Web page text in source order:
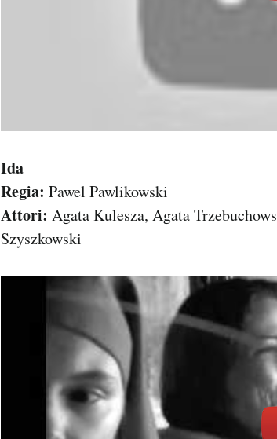
Ida
Regia: Pawel Pawlikowski
Attori: Agata Kulesza, Agata
Szyszkowski